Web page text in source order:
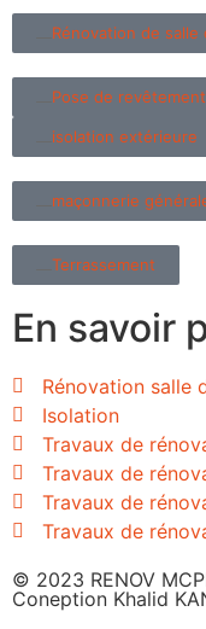
Rénovation de salle
Pose de
isolation extérieure
maçonnerie
Terrassement
En savoir
Rénovation salle
Isolation
Travaux de
Travaux de
Travaux de
Travaux de
© 2023 RENOV
Coneption Khalid